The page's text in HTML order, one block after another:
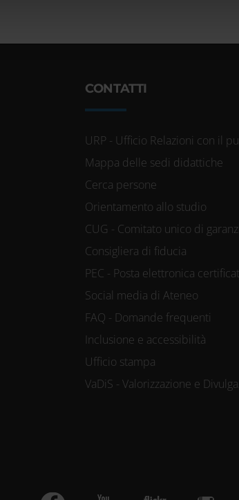
CONTATTI
URP - Ufficio Relazioni con il
Mappa delle sedi didattiche
Cerca persone
Orientamento allo studio
CUG - Comitato unico di
Consigliera di fiducia
PEC - Posta elettronica
Social media di Ateneo
FAQ - Domande frequenti
Inclusione e accessibilità
Ufficio stampa
VaDiS - Valorizzazione e